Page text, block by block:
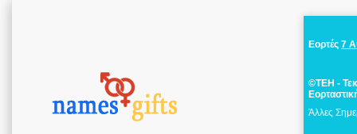
Εορτές 7
©ΤΕΗ -
Άλλες